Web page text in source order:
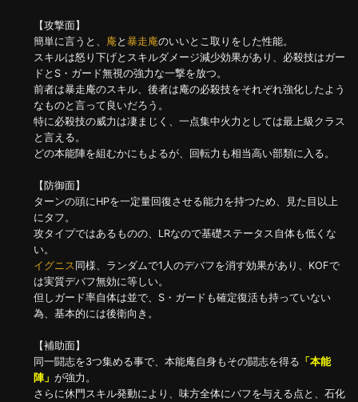
【攻撃面】
簡単に言うと、 庵 と 暴走庵のいいとこ取りをした性能。
スキルは怒り下げとスキルダメージ減少効果があり、必殺技はガー
ドとS・ガード無視の強力な一撃を放つ。
前者は暴走庵のスキル、後者は庵の必殺技をそれぞれ強化したよう
なものと言って良いだろう。
特に必殺技の威力は凄まじく、一点集中火力としては最上級クラス
と言える。
どの本能陣を組むかにもよるが、回転力も相当高い部類に入る。
【防御面】
ターンの頭にHPを一定量回復させる能力を持つため、見た目以上
にタフ。
攻タイプではあるものの、LRなので基礎ステータス自体も低くな
い。
イグニス 同様、ランダムで1人のデバフを消す効果があり、KOFで
は実質デバフ無効に等しい。
但しガード率自体は並で、S・ガードも確定復活も持っていない
為、基本的には後衛向き。
【補助面】
同一闘志を3つ集める事で、本能庵自身もその闘志を得る 「本能
陣」 が強力。
さらに休門スキル発動により、味方全体にバフを与える点と、石化